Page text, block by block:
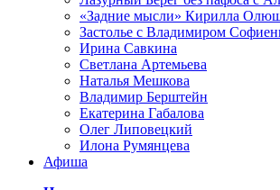
«Задние мысли» Кирилла
Застолье с Владимиром
Ирина Савкина
Светлана Артемьева
Наталья Мешкова
Владимир Берштейн
Екатерина Габалова
Олег Липовецкий
Илона Румянцева
Афиша